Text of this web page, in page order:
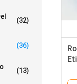
(32)
(36)
(13)